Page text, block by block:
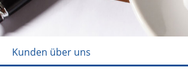
Kunden über uns